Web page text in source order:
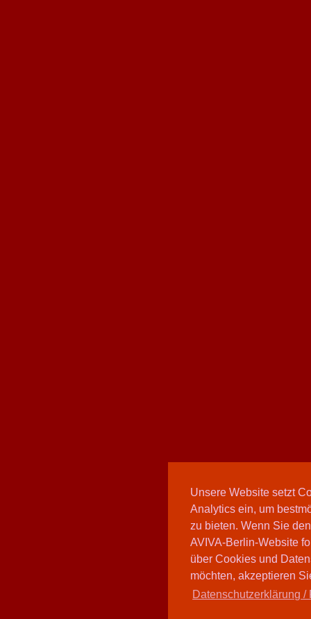
Unsere Website setzt
Analytics ein, um
zu bieten. Wenn Sie
AVIVA-Berlin-Website
über Cookies und
möchten, akzeptieren
Datenschutzerklärung /